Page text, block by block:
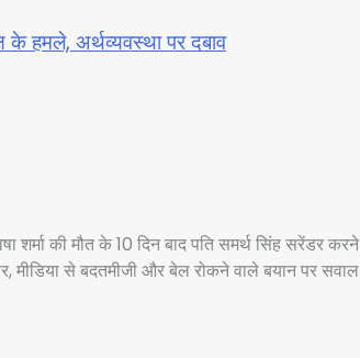
अर्थव्यवस्था पर दबाव
शर्मा की मौत के 10 दिन बाद पति समर्थ सिंह सरेंडर करने
मीडिया से बदतमीजी और बेल रोकने वाले बयान पर सवाल